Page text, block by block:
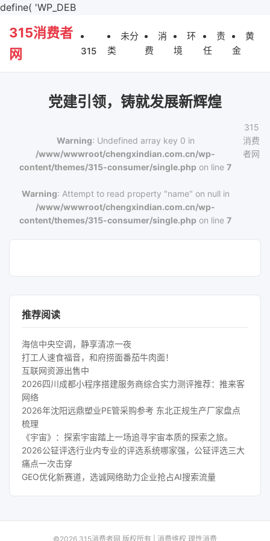
define( 'WP_DEB
315消费者
网
315
未分
类
消
费
环
境
责
任
黄
金
党建引领，铸就发展新辉煌
Warning: Undefined array key 0 in
/www/wwwroot/chengxindian.com.cn/wp-
content/themes/315-consumer/single.php on line7
Warning: Attempt to read property "name" on null in
/www/wwwroot/chengxindian.com.cn/wp-
content/themes/315-consumer/single.php on line7
315
消费
者网
推荐阅读
海信中央空调，静享清凉一夜
打工人速食福音，和府捞面番茄牛肉面！
互联网资源出售中
2026四川成都小程序搭建服务商综合实力测评推荐：推来客
网络
2026年沈阳远鼎塑业PE管采购参考 东北正规生产厂家盘点
梳理
《宇宙》：探索宇宙踏上一场追寻宇宙本质的探索之旅。
2026公钲评选行业内专业的评选系统哪家强，公钲评选三大
痛点一次击穿
GEO优化新赛道，选诚网络助力企业抢占AI搜索流量
©2026 315消费者网 版权所有 | 消费维权 理性消费